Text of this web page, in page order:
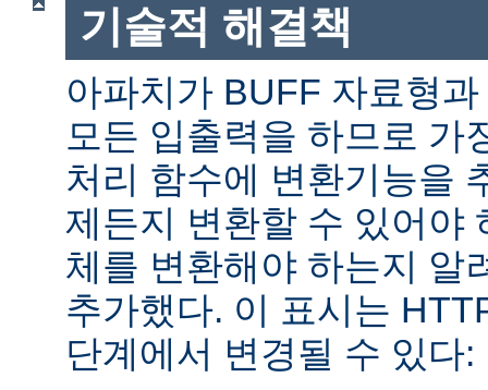
기술적 해결책
아파치가 BUFF 자료형
모든 입출력을 하므로 가
처리 함수에 변환기능을
제든지 변환할 수 있어야
체를 변환해야 하는지 알
추가했다. 이 표시는
단계에서 변경될 수 있다: